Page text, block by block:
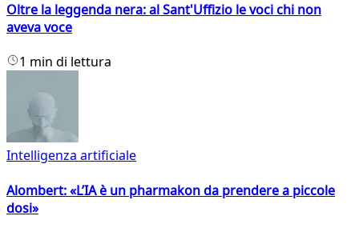
Oltre la leggenda nera: al Sant'Uffizio le voci chi non
aveva voce
1 min di lettura
Intelligenza artificiale
Alombert: «L’IA è un pharmakon da prendere a piccole
dosi»